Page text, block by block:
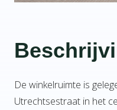
De winkelruimte is
Utrechtsestraat in het